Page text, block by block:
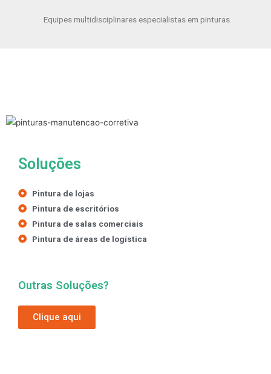
Equipes multidisciplinares especialistas em pinturas.
Soluções
Pintura de lojas
Pintura de escritórios
Pintura de salas comerciais
Pintura de áreas de logística
Outras Soluções?
Clique aqui